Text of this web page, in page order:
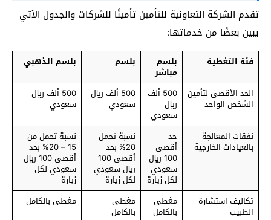
تقدم الشركة التعاونية للتأمين تأمينًا للشركات والجدول الآتي
يبين بعضًا من خدماتها:
فئة التغطية بلسم
مباشر
بلسم بلسم الذهبي
الحد الأقصى لتأمين
الشخص الواحد
500 ألف
ريال
سعودي
500 ألف ريال
سعودي
500 ألف ريال
سعودي
نفقات المعالجة
بالعيادات الخارجية
حد
أقصى
100 ريال
سعودي
لكل زيارة
نسبة تحمل
20% بحد
أقصى 100
ريال سعودي
لكل زيارة
نسبة تحمل من
15 – 20% بحد
أقصى 100 ريال
سعودي لكل
زيارة
تكاليف استشارة
الطبيب
مغطى
بالكامل
مغطى
بالكامل
مغطى بالكامل